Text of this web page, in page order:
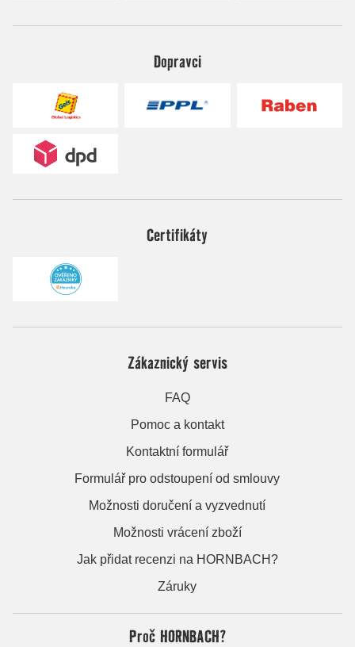
Dopravci
Certifikáty
Zákaznický servis
FAQ
Pomoc a kontakt
Kontaktní formulář
Formulář pro odstoupení od smlouvy
Možnosti doručení a vyzvednutí
Možnosti vrácení zboží
Jak přidat recenzi na HORNBACH?
Záruky
Proč HORNBACH?